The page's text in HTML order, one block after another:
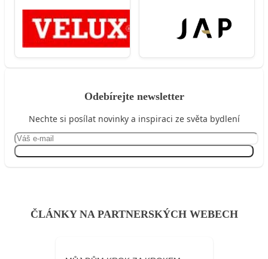
Odebírejte newsletter
Nechte si posílat novinky a inspiraci ze světa bydlení
ČLÁNKY NA PARTNERSKÝCH WEBECH